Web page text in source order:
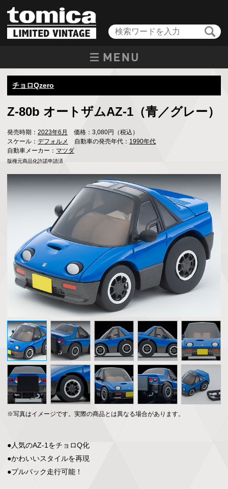
チョロQzero
Z-80b オートザムAZ-1（青／グレー）
発売時期： 2023年6月
価格：3,080円（税込）
スケール： デフォルメ 自動車の発売年代： 1990年代
自動車メーカー： マツダ
版権元商品化許諾申請済
※写真はイメージです。実際の商品とは異なる場合があります。
●人気のAZ-1をチョロQ化
●かわいいスタイルを再現
●プルバック走行可能！